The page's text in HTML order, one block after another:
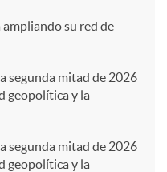
su red de
segunda mitad de 2026
geopolítica y la
segunda mitad de 2026
geopolítica y la